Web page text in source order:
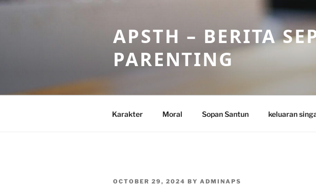
Skip
APSTH – BERITA
PARENTING
Karakter Moral Sopan Santun keluaran
POSTED
OCTOBER 29, 2024 BY ADMINAPS